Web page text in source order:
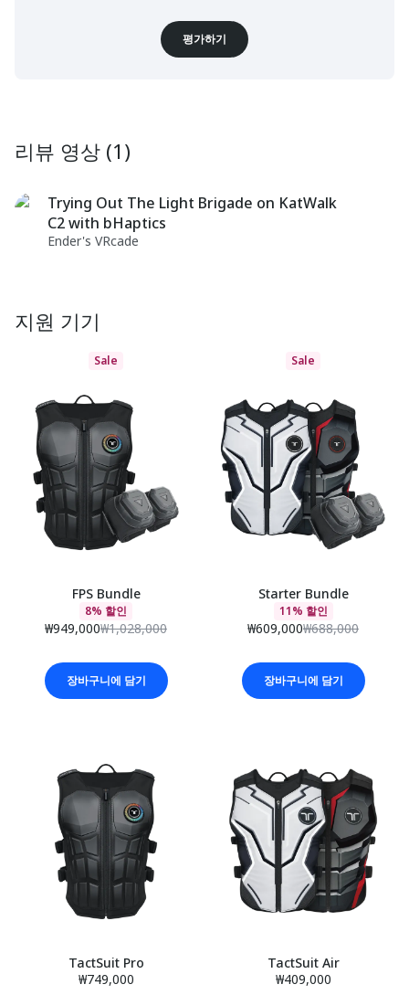
평가하기
리뷰 영상 (1)
Trying Out The Light Brigade on KatWalk
C2 with bHaptics
Ender's VRcade
지원 기기
Sale
FPS Bundle
8% 할인
₩949,000₩1,028,000
장바구니에 담기
Sale
Starter Bundle
11% 할인
₩609,000₩688,000
장바구니에 담기
TactSuit Pro
₩749,000
TactSuit Air
₩409,000